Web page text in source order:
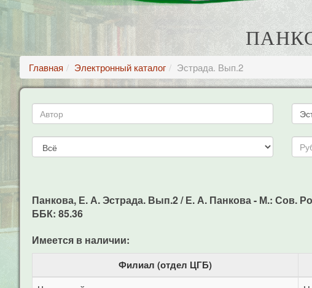
Главная Электронный каталог Эстрада. Вып.2
Панкова, Е. А. Эстрада. Вып.2 / Е. А. Панкова - М.: Сов.
ББК: 85.36
Имеется в наличии:
Филиал (отдел ЦГБ)